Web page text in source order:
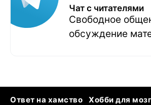
Чат с читателями
Свободное
обсуждение
Ответ на хамство
Хобби для